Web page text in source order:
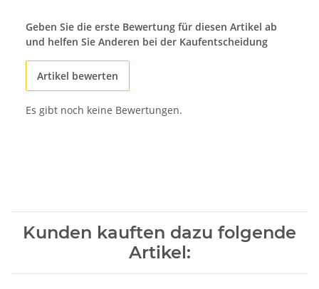
Geben Sie die erste Bewertung für diesen Artikel ab
und helfen Sie Anderen bei der Kaufentscheidung
Artikel bewerten
Es gibt noch keine Bewertungen.
Kunden kauften dazu folgende
Artikel: